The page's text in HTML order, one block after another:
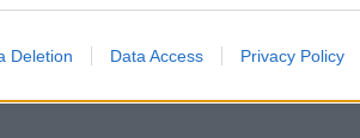
Deletion Data Access Privacy Policy